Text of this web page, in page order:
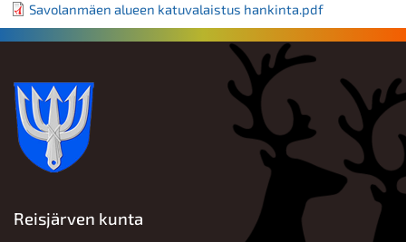
Savolanmäen alueen katuvalaistus hankinta.pdf
Reisjärven kunta